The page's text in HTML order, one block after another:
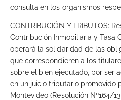
consulta en los organismos
CONTRIBUCIÓN Y TRIBUTOS:
Contribución Inmobiliaria y Tasa
operará la solidaridad de las
que correspondieren a los
sobre el bien ejecutado, por ser
en un juicio tributario promovido
Montevideo (Resolución Nº164/